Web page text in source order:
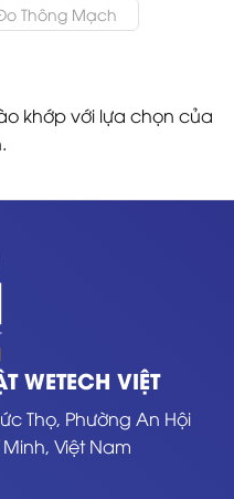
Thông Mạch
khớp với lựa chọn của
WETECH VIỆT
Thọ, Phường An Hội
Việt Nam